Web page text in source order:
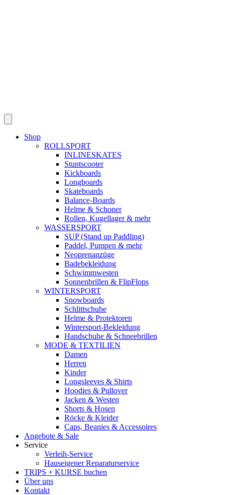
Shop
ROLLSPORT
INLINESKATES
Stuntscooter
Kickboards
Longboards
Skateboards
Balance-Boards
Helme & Schoner
Rollen, Kugellager & mehr
WASSERSPORT
SUP (Stand up Paddling)
Paddel, Pumpen & mehr
Neoprenanzüge
Badebekleidung
Schwimmwesten
Sonnenbrillen & FlipFlops
WINTERSPORT
Snowboards
Schlittschuhe
Helme & Protektoren
Wintersport-Bekleidung
Handschuhe & Schneebrillen
MODE & TEXTILIEN
Damen
Herren
Kinder
Longsleeves & Shirts
Hoodies & Pullover
Jacken & Westen
Shorts & Hosen
Röcke & Kleider
Caps, Beanies & Accessoires
Angebote & Sale
Service
Verleih-Service
Hauseigener Reparaturservice
TRIPS + KURSE buchen
Über uns
Kontakt